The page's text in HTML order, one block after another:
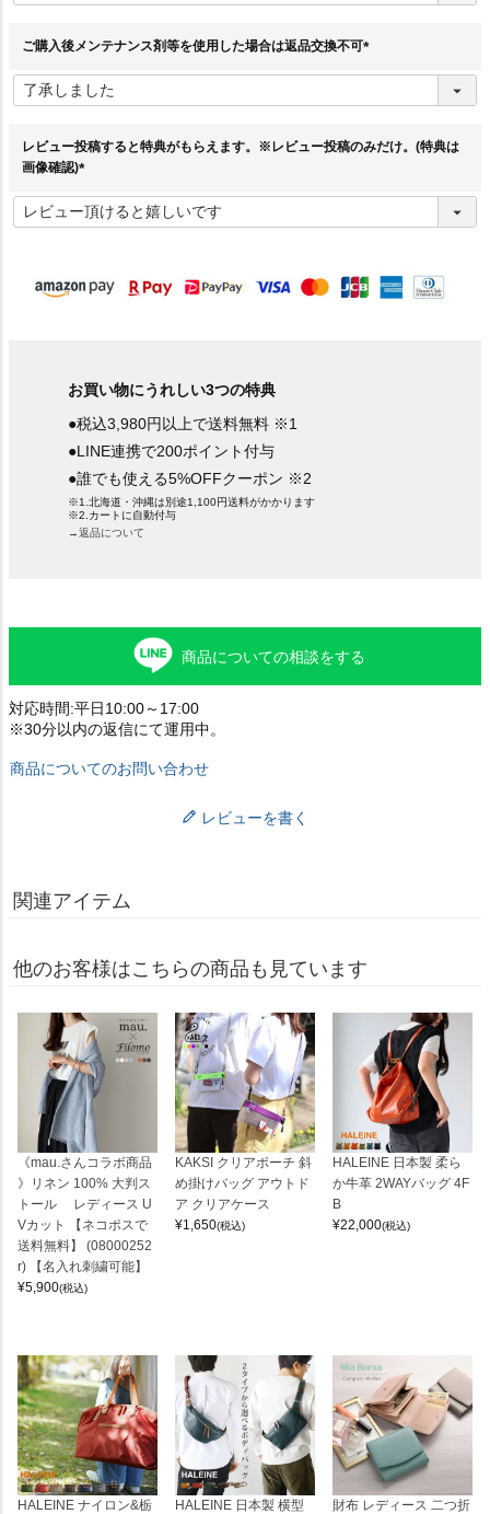
須
ご購入後メンテナンス剤等を使用した場合は返品交換不可
須
レビュー投稿すると特典がもらえます。※レビュー投稿のみだけ。(特典は
画像確認)
必
須
お買い物にうれしい3つの特典
●税込3,980円以上で送料無料 ※1
●LINE連携で200ポイント付与
●誰でも使える5%OFFクーポン ※2
※1.北海道・沖縄は別途1,100円送料がかかります
※2.カートに自動付与
→返品について
商品についての相談をする
対応時間:平日10:00～17:00
※30分以内の返信にて運用中。
商品についてのお問い合わせ
レビューを書く
関連アイテム
他のお客様はこちらの商品も見ています
《mau.さんコラボ商品
》リネン 100% 大判ス
トール レディース U
Vカット 【ネコポスで
送料無料】 (08000252
r) 【名入れ刺繍可能】
¥5,900(税込)
KAKSI クリアポーチ 斜
め掛けバッグ アウトド
ア クリアケース
¥1,650(税込)
HALEINE 日本製 柔ら
か牛革 2WAYバッグ 4F
B
¥22,000(税込)
HALEINE ナイロン&栃 HALEINE 日本製 横型 財布 レディース 二つ折